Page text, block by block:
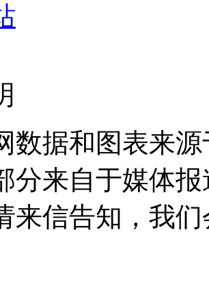
数据和图表来
分来自于媒体
来信告知，我